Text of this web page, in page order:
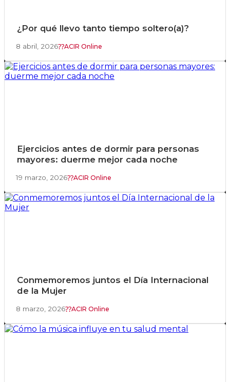
¿Por qué llevo tanto tiempo soltero(a)?
8 abril, 2026 ACIR Online
Ejercicios antes de dormir para personas
mayores: duerme mejor cada noche
19 marzo, 2026 ACIR Online
Conmemoremos juntos el Día Internacional
de la Mujer
8 marzo, 2026 ACIR Online